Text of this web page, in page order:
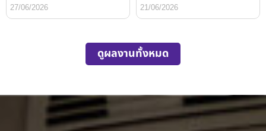
27/06/2026 21/06/2026
ดูผลงานทั้งหมด